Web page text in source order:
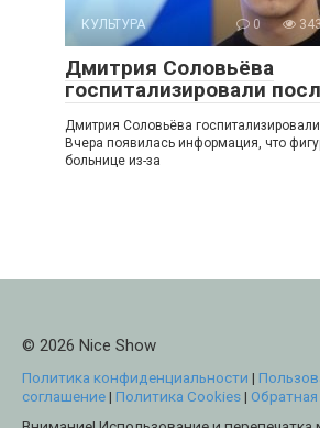
КУЛЬТУРА 0
Дмитрия Соловьёва
госпитализировали
Дмитрия Соловьёва
Вчера появилась информация, что
больнице из-за
© 2026 Nice Show
Политика конфиденциальности |
соглашение| Политика Cookies| Обратная